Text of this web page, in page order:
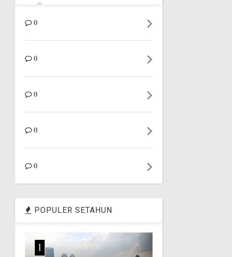
0
0
0
0
0
POPULER SETAHUN
1